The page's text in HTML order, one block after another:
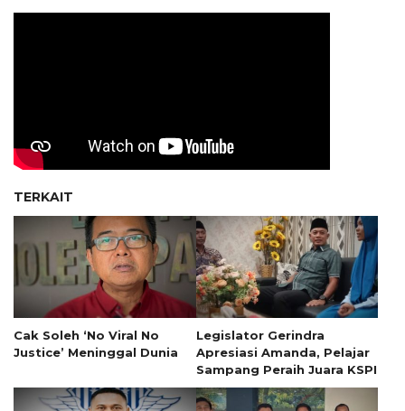
TERKAIT
Cak Soleh ‘No Viral No
Justice’ Meninggal Dunia
Legislator Gerindra
Apresiasi Amanda, Pelajar
Sampang Peraih Juara KSPI